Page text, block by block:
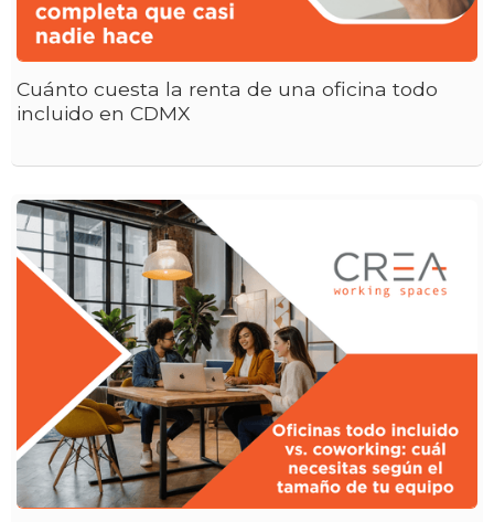
Cuánto cuesta la renta de una oficina todo
incluido en CDMX